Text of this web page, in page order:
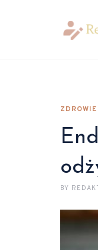
ZDROWIE
BY